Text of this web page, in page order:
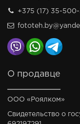
+375 (17) 35-
О продавце
ООО «Роялком»
Свидетельство о